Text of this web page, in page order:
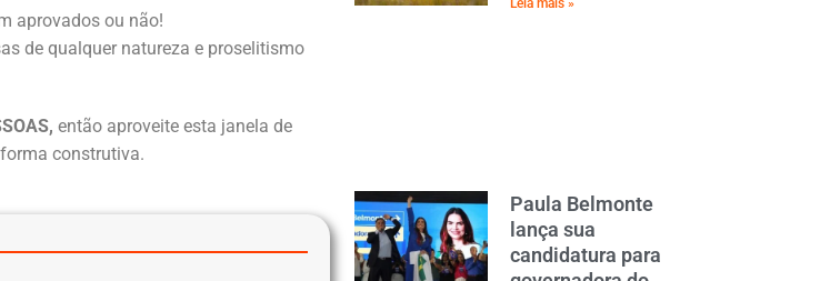
aprovados ou não!
de qualquer natureza e proselitismo
então aproveite esta janela de
construtiva.
Paula Belmonte
lança sua
candidatura para